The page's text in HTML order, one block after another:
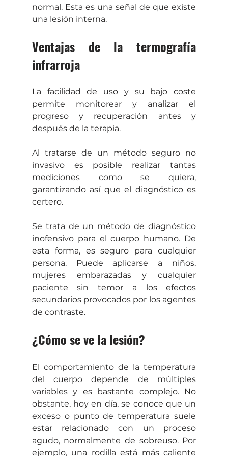
normal. Esta es una señal de que existe
una lesión interna.
Ventajas de la termografía
infrarroja
La facilidad de uso y su bajo coste
permite monitorear y analizar el
progreso y recuperación antes y
después de la terapia.
Al tratarse de un método seguro no
invasivo es posible realizar tantas
mediciones como se quiera,
garantizando así que el diagnóstico es
certero.
Se trata de un método de diagnóstico
inofensivo para el cuerpo humano. De
esta forma, es seguro para cualquier
persona. Puede aplicarse a niños,
mujeres embarazadas y cualquier
paciente sin temor a los efectos
secundarios provocados por los agentes
de contraste.
¿Cómo se ve la lesión?
El comportamiento de la temperatura
del cuerpo depende de múltiples
variables y es bastante complejo. No
obstante, hoy en día, se conoce que un
exceso o punto de temperatura suele
estar relacionado con un proceso
agudo, normalmente de sobreuso. Por
ejemplo, una rodilla está más caliente